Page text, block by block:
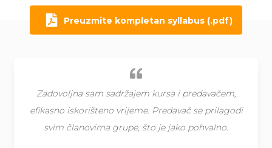
Preuzmite kompletan syllabus (.pdf)
Zadovoljna sam sadržajem kursa i predavačem,
efikasno iskorišteno vrijeme. Predavač se prilagodi
svim članovima grupe, što je jako pohvalno.